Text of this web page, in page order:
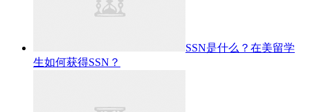
SSN是什么？在美留学
生如何获得SSN？